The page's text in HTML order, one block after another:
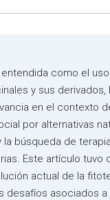
como el
y sus derivados,
en el contexto
por alternativas
la búsqueda de
Este artículo tuvo
actual de la
desafíos asociados a